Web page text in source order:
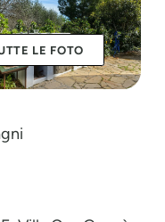
LE FOTO